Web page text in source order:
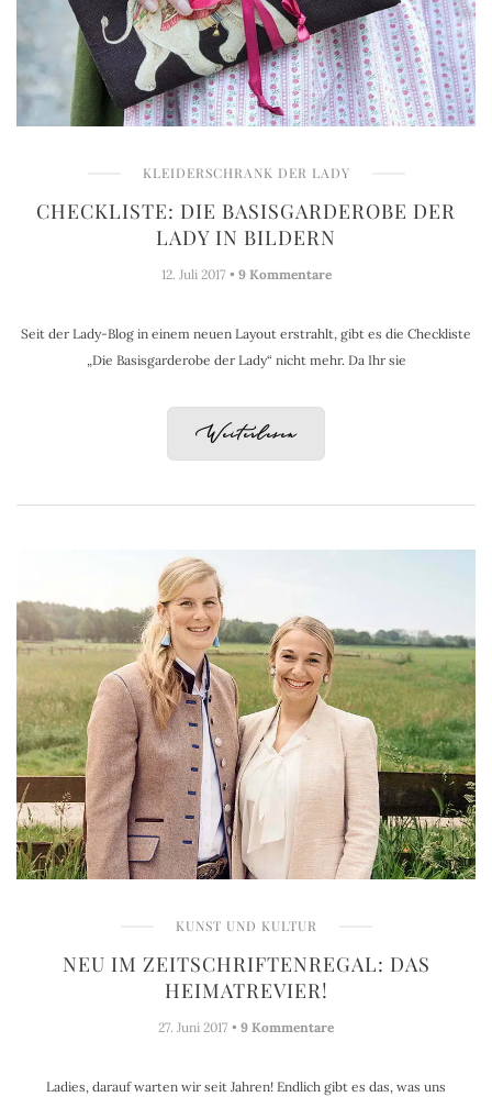
KLEIDERSCHRANK DER LADY
CHECKLISTE: DIE BASISGARDEROBE DER
LADY IN BILDERN
12. Juli 2017 • 9 Kommentare
Seit der Lady-Blog in einem neuen Layout erstrahlt, gibt es die Checkliste
„Die Basisgarderobe der Lady“ nicht mehr. Da Ihr sie
Weiterlesen
KUNST UND KULTUR
NEU IM ZEITSCHRIFTENREGAL: DAS
HEIMATREVIER!
27. Juni 2017 • 9 Kommentare
Ladies, darauf warten wir seit Jahren! Endlich gibt es das, was uns